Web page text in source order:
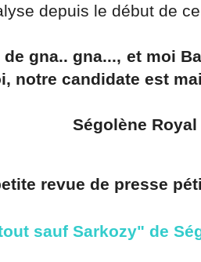
depuis le début de
gna.. gna..., et moi
notre candidate est
Royal
revue de presse
sauf Sarkozy" de